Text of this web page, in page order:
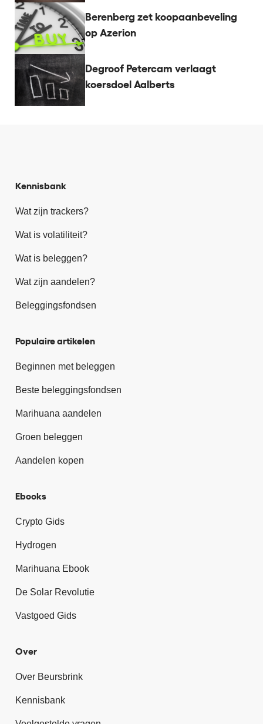
Berenberg zet koopaanbeveling
op Azerion
Degroof Petercam verlaagt
koersdoel Aalberts
Kennisbank
Wat zijn trackers?
Wat is volatiliteit?
Wat is beleggen?
Wat zijn aandelen?
Beleggingsfondsen
Populaire artikelen
Beginnen met beleggen
Beste beleggingsfondsen
Marihuana aandelen
Groen beleggen
Aandelen kopen
Ebooks
Crypto Gids
Hydrogen
Marihuana Ebook
De Solar Revolutie
Vastgoed Gids
Over
Over Beursbrink
Kennisbank